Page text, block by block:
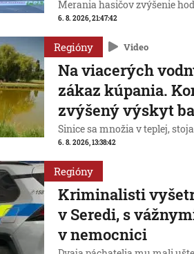
Merania hasičov zvýšenie
6. 8. 2026, 21:47:42
Regióny Video
Na viacerých
zákaz kúpania.
zvýšený výskyt
Sinice sa množia v teplej,
6. 8. 2026, 13:38:42
Regióny
Kriminalisti
v Seredi, s
v nemocnici